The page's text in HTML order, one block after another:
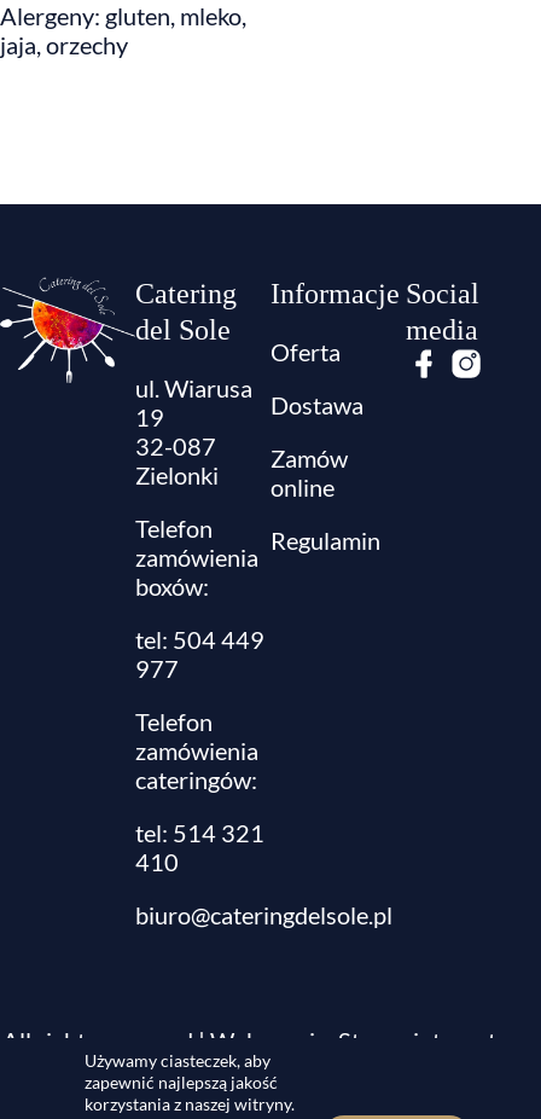
Alergeny: gluten, mleko,
jaja, orzechy
Catering
del Sole
ul. Wiarusa
19
32-087
Zielonki
Telefon
zamówienia
boxów:
tel: 504 449
977
Telefon
zamówienia
cateringów:
tel: 514 321
410
biuro@cateringdelsole.pl
Informacje
Oferta
Dostawa
Zamów
online
Regulamin
Social
media
All rights reserved | Wykonanie: Strony internetowe
webmi.pl
Używamy ciasteczek, aby
zapewnić najlepszą jakość
korzystania z naszej witryny.